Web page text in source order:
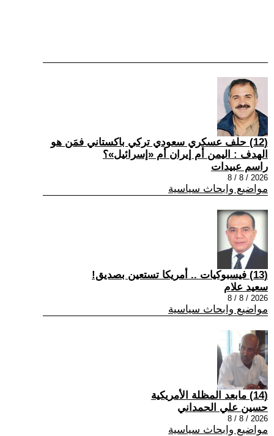
(12) حلف عسكري سعودي تركي باكستاني فمَن هو
الهدف : اليمن أم إيران أم «إسرائيل»؟
راسم عبيدات
2026 / 8 / 8
مواضيع وابحاث سياسية
(13) فيسبوكيات .. أمريكا تستعين بصديق!
سعيد علام
2026 / 8 / 8
مواضيع وابحاث سياسية
(14) مابعد المظلة الأمريكية
حسين علي الحمداني
2026 / 8 / 8
مواضيع وابحاث سياسية